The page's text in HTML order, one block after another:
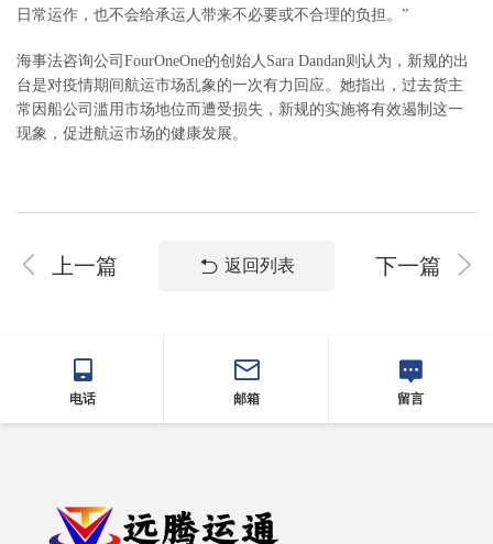
日常运作，也不会给承运人带来不必要或不合理的负担。”
海事法咨询公司FourOneOne的创始人Sara Dandan则认为，新规的出
台是对疫情期间航运市场乱象的一次有力回应。她指出，过去货主
常因船公司滥用市场地位而遭受损失，新规的实施将有效遏制这一
现象，促进航运市场的健康发展。
上一篇 返回列表 下一篇
电话 邮箱 留言